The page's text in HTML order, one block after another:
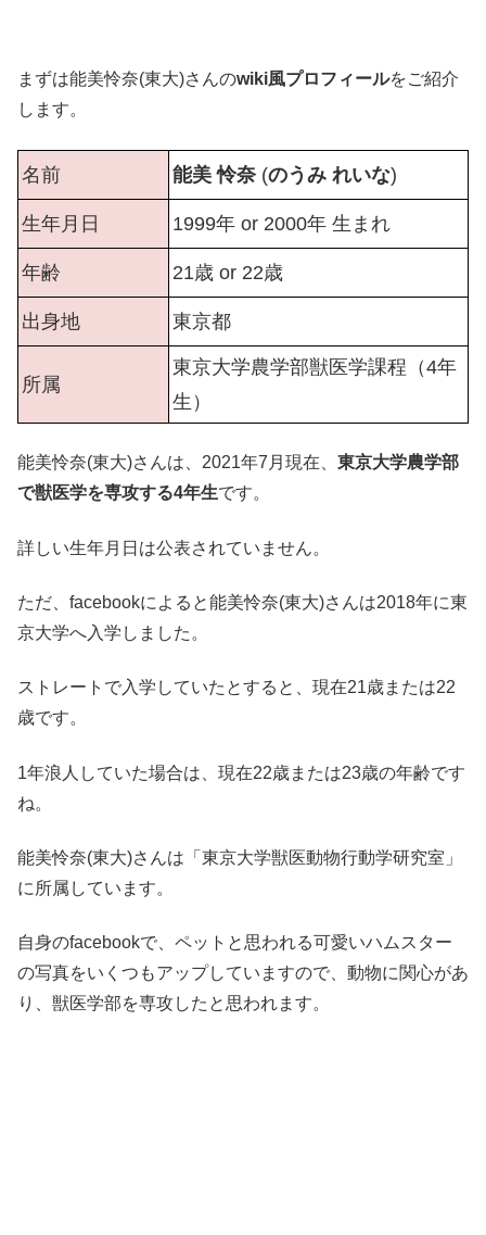
まずは能美怜奈(東大)さんのwiki風プロフィールをご紹介
します。
名前 能美 怜奈 (のうみ れいな)
生年月日 1999年 or 2000年 生まれ
年齢 21歳 or 22歳
出身地 東京都
所属
東京大学農学部獣医学課程（4年
生）
能美怜奈(東大)さんは、2021年7月現在、 東京大学農学部
で獣医学を専攻する4年生です。
詳しい生年月日は公表されていません。
ただ、facebookによると能美怜奈(東大)さんは2018年に東
京大学へ入学しました。
ストレートで入学していたとすると、現在21歳または22
歳です。
1年浪人していた場合は、現在22歳または23歳の年齢です
ね。
能美怜奈(東大)さんは「東京大学獣医動物行動学研究室」
に所属しています。
自身のfacebookで、ペットと思われる可愛いハムスター
の写真をいくつもアップしていますので、動物に関心があ
り、獣医学部を専攻したと思われます。